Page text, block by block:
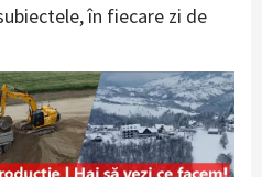
în fiecare zi de